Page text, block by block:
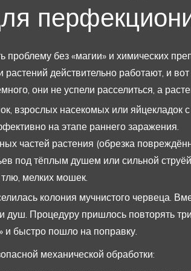
проблему без «магии» и химических
действительно работают, и
они не успели расселиться, а
взрослых насекомых или яйцекладок
на этапе раннего заражения.
частей растения (обрезка
под тёплым душем или сильной
мелких мошек.
колония мучнистого червеца.
душ. Процедуру пришлось повторять
и быстро пошло на поправку.
механической обработки: